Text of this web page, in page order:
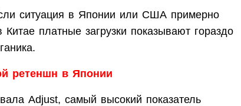
ситуация в Японии или США примерно
платные загрузки показывают гораздо
ретеншн в Японии
Adjust, самый высокий показатель